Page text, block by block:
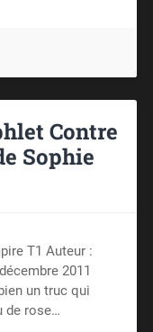
Contre
Sophie
T1 Auteur :
2011
un truc qui
de rose…